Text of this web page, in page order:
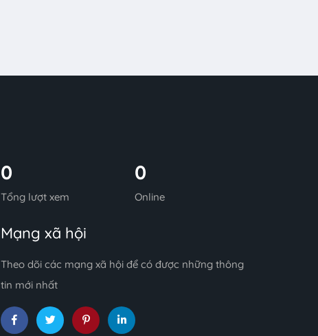
0
Tổng lượt xem
0
Online
Mạng xã hội
Theo dõi các mạng xã hội để có được những thông
tin mới nhất